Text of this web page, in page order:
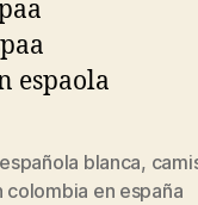
blanca,
en españa